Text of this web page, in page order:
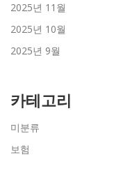
2025년 11월
2025년 10월
2025년 9월
카테고리
미분류
보험